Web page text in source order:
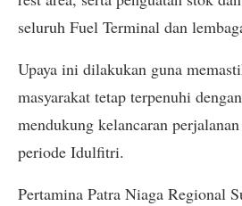
seluruh Fuel Terminal dan
Upaya ini dilakukan guna
masyarakat tetap terpenuhi
mendukung kelancaran
periode Idulfitri.
Pertamina Patra Niaga Regional